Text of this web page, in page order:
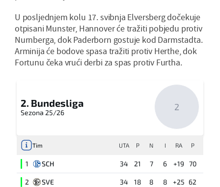
U posljednjem kolu 17. svibnja Elversberg dočekuje
otpisani Munster, Hannover će tražiti pobjedu protiv
Nurnberga, dok Paderborn gostuje kod Darmstadta.
Arminija će bodove spasa tražiti protiv Herthe, dok
Fortunu čeka vrući derbi za spas protiv Furtha.
2. Bundesliga
Sezona 25/26 2
Tim UTA P N I RA P
1 SCH 34 21 7 6 +19 70
2 SVE 34 18 8 8 +25 62